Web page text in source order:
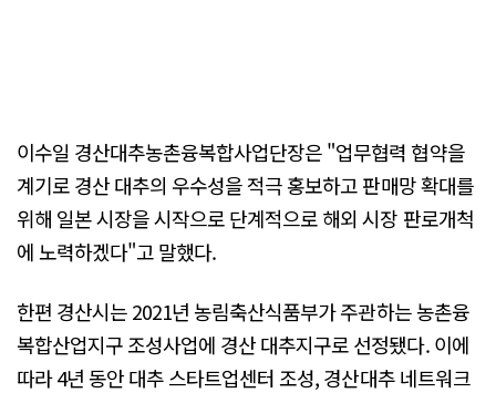
이수일 경산대추농촌융복합사업단장은 "업무협력 협약을
계기로 경산 대추의 우수성을 적극 홍보하고 판매망 확대를
위해 일본 시장을 시작으로 단계적으로 해외 시장 판로개척
에 노력하겠다"고 말했다.
한편 경산시는 2021년 농림축산식품부가 주관하는 농촌융
복합산업지구 조성사업에 경산 대추지구로 선정됐다. 이에
따라 4년 동안 대추 스타트업센터 조성, 경산대추 네트워크